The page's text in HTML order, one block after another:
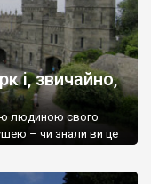
і, звичайно,
людиною свого
– чи знали ви це